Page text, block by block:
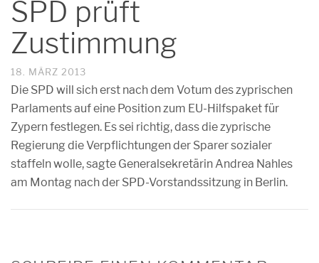
SPD prüft
Zustimmung
18. MÄRZ 2013
Die SPD will sich erst nach dem Votum des zyprischen
Parlaments auf eine Position zum EU-Hilfspaket für
Zypern festlegen. Es sei richtig, dass die zyprische
Regierung die Verpflichtungen der Sparer sozialer
staffeln wolle, sagte Generalsekretärin Andrea Nahles
am Montag nach der SPD-Vorstandssitzung in Berlin.